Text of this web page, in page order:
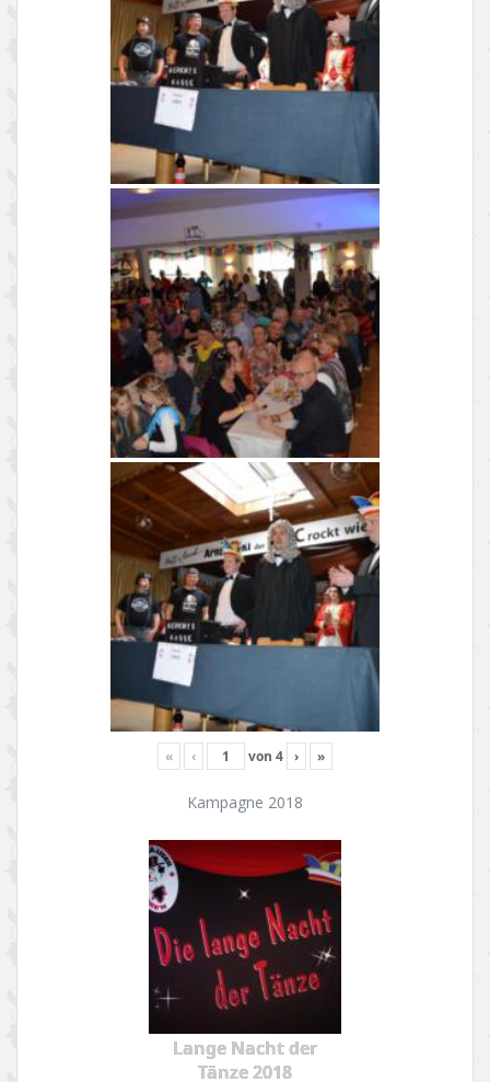
« ‹ von 4 › »
Kampagne 2018
Lange Nacht der
Tänze 2018